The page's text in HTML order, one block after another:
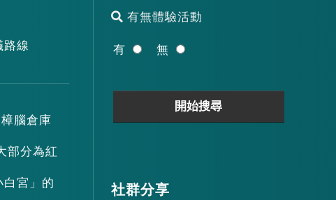
路線
腦倉庫
部分為紅
宮」的
有無體驗活動
有 無
社群分享